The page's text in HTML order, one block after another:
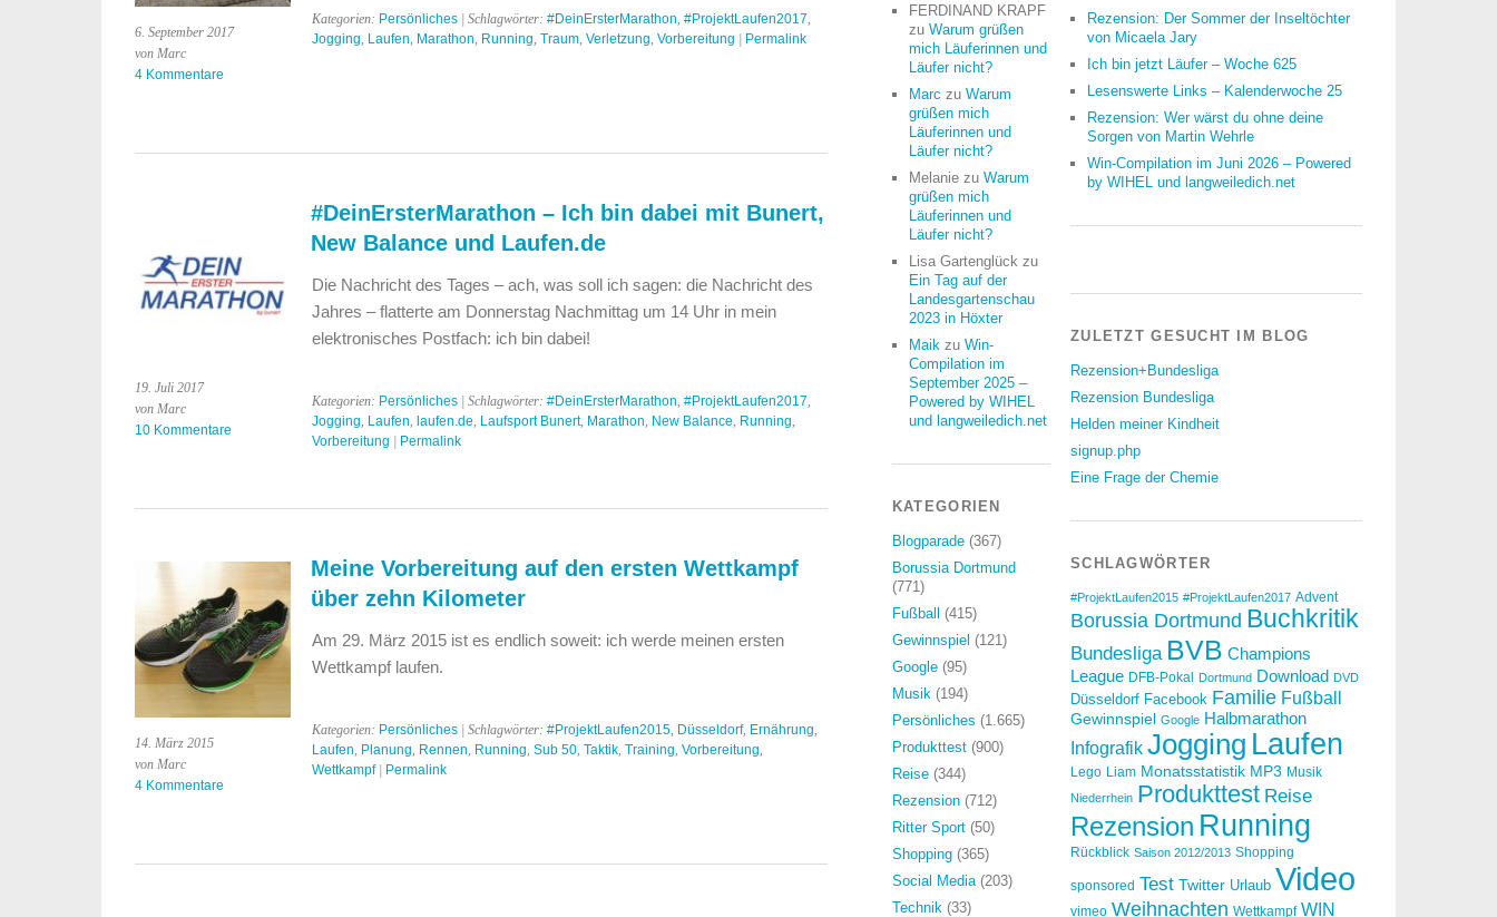
6. September 2017
von Marc
4 Kommentare
Kategorien: Persönliches| Schlagwörter: #DeinErsterMarathon, #ProjektLaufen2017,
Jogging, Laufen, Marathon, Running, Traum, Verletzung, Vorbereitung | Permalink
19. Juli 2017
von Marc
10 Kommentare
#DeinErsterMarathon – Ich bin dabei mit Bunert,
New Balance und Laufen.de
Die Nachricht des Tages – ach, was soll ich sagen: die Nachricht des
Jahres – flatterte am Donnerstag Nachmittag um 14 Uhr in mein
elektronisches Postfach: ich bin dabei!
Kategorien: Persönliches| Schlagwörter: #DeinErsterMarathon #ProjektLaufen2017
Jogging Laufen laufen.de Laufsport Bunert, Marathon New Balance Running
Vorbereitung | Permalink
14. März 2015
von Marc
4 Kommentare
Meine Vorbereitung auf den ersten Wettkampf
über zehn Kilometer
Am 29. März 2015 ist es endlich soweit: ich werde meinen ersten
Wettkampf laufen.
Kategorien: Persönliches| Schlagwörter: #ProjektLaufen2015, Düsseldorf, Ernährung
Laufen Planung Rennen Running Sub 50, Taktik, Training Vorbereitung
Wettkampf| Permalink
FERDINAND KRAPF
zu Warum grüßen
mich Läuferinnen und
Läufer nicht?
Marc zu Warum
grüßen mich
Läuferinnen und
Läufer nicht?
Melaniezu Warum
grüßen mich
Läuferinnen und
Läufer nicht?
Lisa Gartenglück zu
Ein Tag auf der
Landesgartenschau
2023 in Höxter
Maik zu Win-
Compilation im
September 2025 –
Powered by WIHEL
und langweiledich.net
KATEGORIEN
Blogparade(367)
Borussia Dortmund
(771)
Fußball
(415)
Gewinnspiel (121)
Google(95)
Musik (194)
Persönliches (1.665)
Produkttest(900)
Reise(344)
Rezension(712)
Ritter Sport(50)
Shopping(365)
Social Media(203)
Technik (33)
Rezension: Der Sommer der Inseltöchter
von Micaela Jary
Ich bin jetzt Läufer – Woche 625
Lesenswerte Links – Kalenderwoche 25
Rezension: Wer wärst du ohne deine
Sorgen von Martin Wehrle
Win-Compilation im Juni 2026 – Powered
by WIHEL und langweiledich.net
ZULETZT GESUCHT IM BLOG
Rezension+Bundesliga
Rezension Bundesliga
Helden meiner Kindheit
signup.php
Eine Frage der Chemie
SCHLAGWÖRTER
#ProjektLaufen2015 #ProjektLaufen2017 Advent
Borussia Dortmund Buchkritik
Bundesliga BVB Champions
League DFB-Pokal Dortmund Download DVD
Düsseldorf Facebook Familie Fußball
Gewinnspiel Google Halbmarathon
Infografik Jogging Laufen
Lego Liam Monatsstatistik MP3 Musik
Niederrhein Produkttest Reise
Rezension Running
Rückblick Saison 2012/2013 Shopping
sponsored Test Twitter Urlaub Video
vimeo Weihnachten Wettkampf WIN